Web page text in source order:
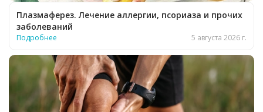
Плазмаферез. Лечение аллергии, псориаза и прочих
заболеваний
Подробнее 5 августа 2026 г.